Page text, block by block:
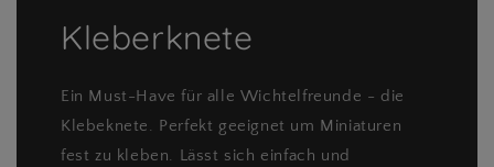
Kleberknete
Ein Must-Have für alle Wichtelfreunde - die
Klebeknete. Perfekt geeignet um Miniaturen
fest zu kleben. Lässt sich einfach und